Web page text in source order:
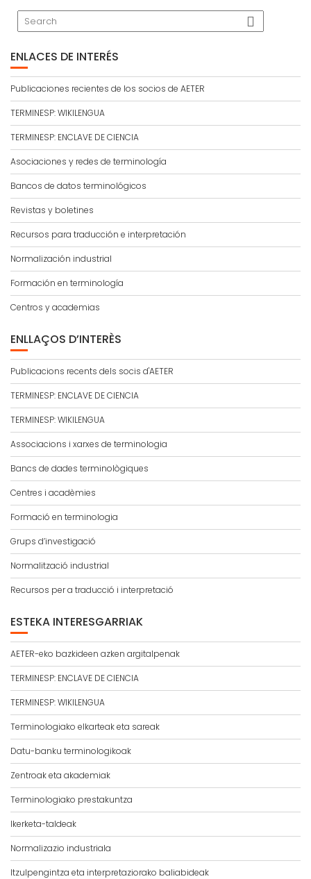
ENLACES DE INTERÉS
Publicaciones recientes de los socios de AETER
TERMINESP: WIKILENGUA
TERMINESP: ENCLAVE DE CIENCIA
Asociaciones y redes de terminología
Bancos de datos terminológicos
Revistas y boletines
Recursos para traducción e interpretación
Normalización industrial
Formación en terminología
Centros y academias
ENLLAÇOS D’INTERÈS
Publicacions recents dels socis d'AETER
TERMINESP: ENCLAVE DE CIENCIA
TERMINESP: WIKILENGUA
Associacions i xarxes de terminologia
Bancs de dades terminològiques
Centres i acadèmies
Formació en terminologia
Grups d’investigació
Normalització industrial
Recursos per a traducció i interpretació
ESTEKA INTERESGARRIAK
AETER-eko bazkideen azken argitalpenak
TERMINESP: ENCLAVE DE CIENCIA
TERMINESP: WIKILENGUA
Terminologiako elkarteak eta sareak
Datu-banku terminologikoak
Zentroak eta akademiak
Terminologiako prestakuntza
Ikerketa-taldeak
Normalizazio industriala
Itzulpengintza eta interpretaziorako baliabideak